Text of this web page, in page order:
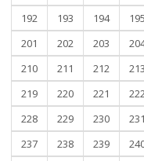
192
193 194 195
201
202 203
210
211 212 213
219
220 221
228
229 230 231
237
238 239